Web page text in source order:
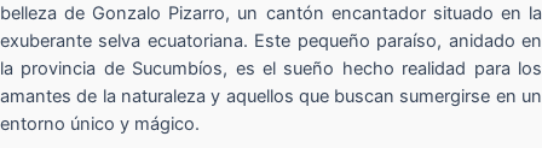
belleza de Gonzalo Pizarro, un cantón encantador situado en la
exuberante selva ecuatoriana. Este pequeño paraíso, anidado en
la provincia de Sucumbíos, es el sueño hecho realidad para los
amantes de la naturaleza y aquellos que buscan sumergirse en un
entorno único y mágico.